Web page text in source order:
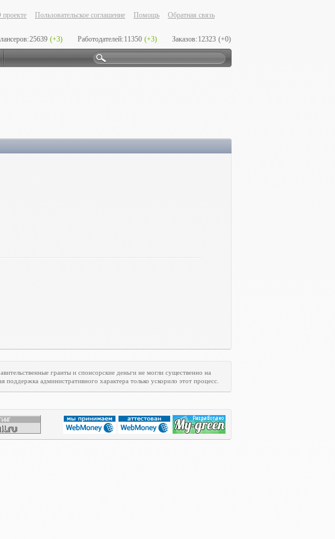
Пользовательское соглашение Помощь Обратная связь
25639 (+3) Работодателей:11350 (+3) Заказов:12323 (+0)
гранты и спонсорские деньги не могли существенно на
административного характера только ускорило этот процесс.